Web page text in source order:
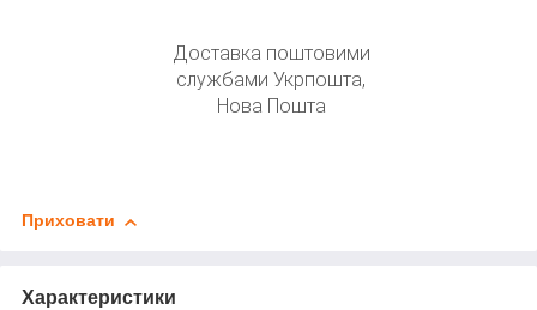
Доставка поштовими
службами Укрпошта,
Нова Пошта
Приховати
Характеристики